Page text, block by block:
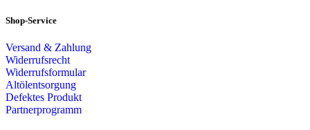
Shop-Service
Versand & Zahlung
Widerrufsrecht
Widerrufsformular
Altölentsorgung
Defektes Produkt
Partnerprogramm